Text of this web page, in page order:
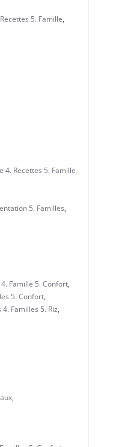
5. Famille,
4. Recettes 5. Famille
5. Familles,
Famille 5. Confort,
5. Confort,
Familles 5. Riz,
,